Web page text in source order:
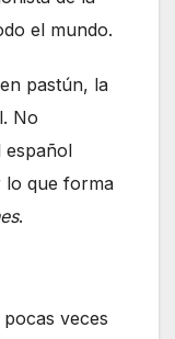
el mundo.
pastún, la
No
español
lo que forma
.
veces